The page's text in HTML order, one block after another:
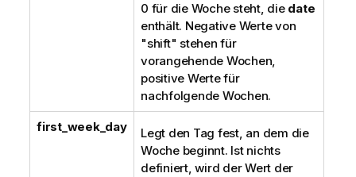
0 für die Woche steht, die date
enthält. Negative Werte von
"shift" stehen für
vorangehende Wochen,
positive Werte für
nachfolgende Wochen.
first_week_day
Legt den Tag fest, an dem die
Woche beginnt. Ist nichts
definiert, wird der Wert der